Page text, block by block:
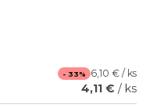
- 33% 6,10 € / ks
4,11 € / ks